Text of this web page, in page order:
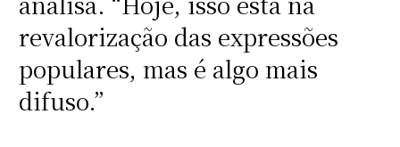
revalorização das expressões
populares, mas é algo mais
difuso.”